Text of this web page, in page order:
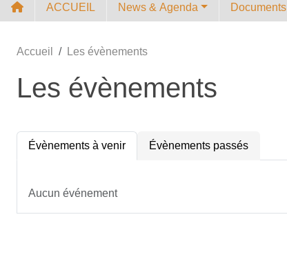
ACCUEIL News & Agenda Documents
Accueil Les évènements
Les évènements
Évènements à venir Évènements passés
Aucun événement